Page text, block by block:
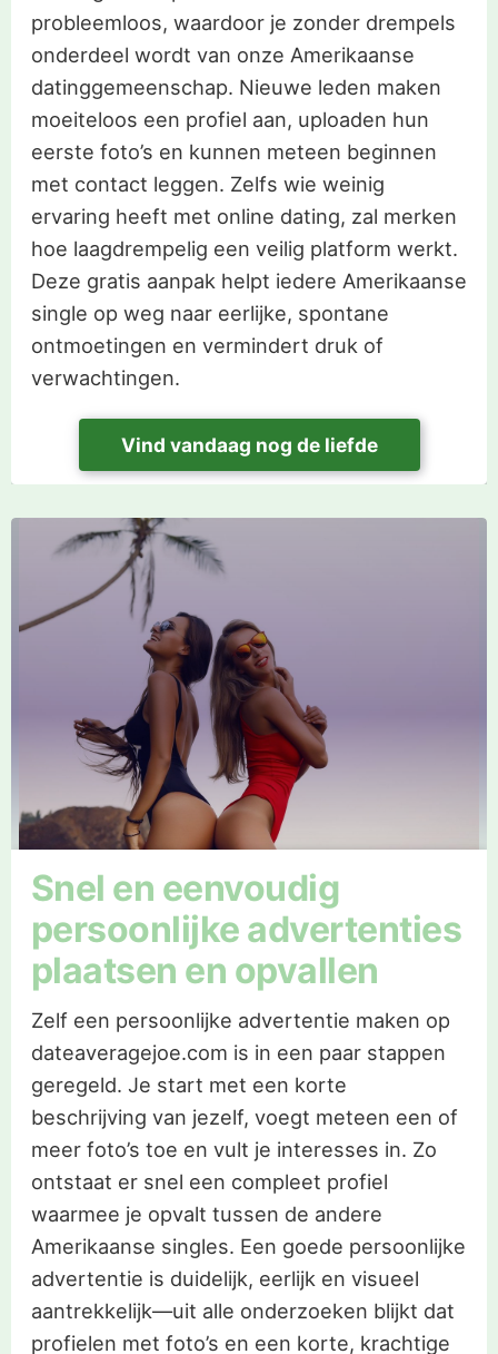
probleemloos, waardoor je zonder drempels
onderdeel wordt van onze Amerikaanse
datinggemeenschap. Nieuwe leden maken
moeiteloos een profiel aan, uploaden hun
eerste foto’s en kunnen meteen beginnen
met contact leggen. Zelfs wie weinig
ervaring heeft met online dating, zal merken
hoe laagdrempelig een veilig platform werkt.
Deze gratis aanpak helpt iedere Amerikaanse
single op weg naar eerlijke, spontane
ontmoetingen en vermindert druk of
verwachtingen.
Vind vandaag nog de liefde
Snel en eenvoudig
persoonlijke advertenties
plaatsen en opvallen
Zelf een persoonlijke advertentie maken op
dateaveragejoe.com is in een paar stappen
geregeld. Je start met een korte
beschrijving van jezelf, voegt meteen een of
meer foto’s toe en vult je interesses in. Zo
ontstaat er snel een compleet profiel
waarmee je opvalt tussen de andere
Amerikaanse singles. Een goede persoonlijke
advertentie is duidelijk, eerlijk en visueel
aantrekkelijk—uit alle onderzoeken blijkt dat
profielen met foto’s en een korte, krachtige